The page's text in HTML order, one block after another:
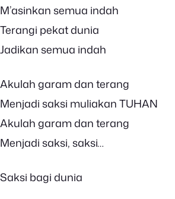
M’asinkan semua indah
Terangi pekat dunia
Jadikan semua indah
Akulah garam dan terang
Menjadi saksi muliakan TUHAN
Akulah garam dan terang
Menjadi saksi, saksi…
Saksi bagi dunia